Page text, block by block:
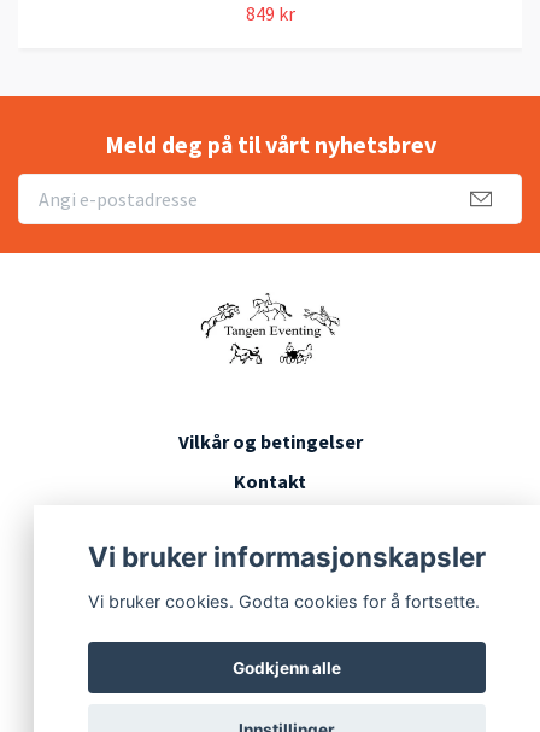
849 kr
Meld deg på til vårt nyhetsbrev
Vilkår og betingelser
Kontakt
Vi bruker informasjonskapsler
Vi bruker cookies. Godta cookies for å fortsette.
Godkjenn alle